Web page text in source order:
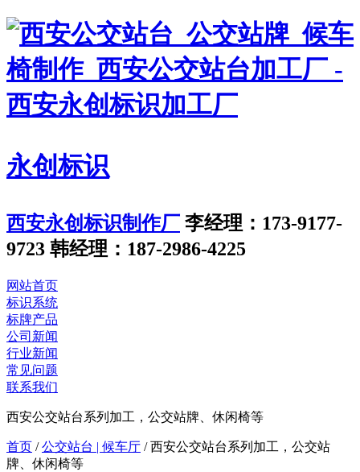
永创标识
西安永创标识制作厂 李经理：173-9177-
9723 韩经理：187-2986-4225
网站首页
标识系统
标牌产品
公司新闻
行业新闻
常见问题
联系我们
西安公交站台系列加工，公交站牌、休闲椅等
首页 / 公交站台 | 候车厅 /西安公交站台系列加工，公交站
牌、休闲椅等